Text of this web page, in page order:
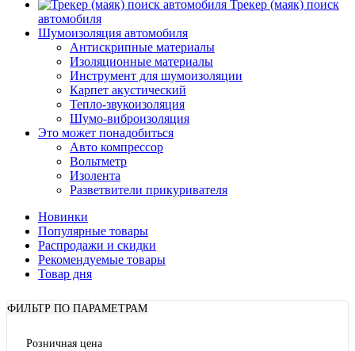
Трекер (маяк) поиск
автомобиля
Шумоизоляция автомобиля
Антискрипные материалы
Изоляционные материалы
Инструмент для шумоизоляции
Карпет акустический
Тепло-звукоизоляция
Шумо-виброизоляция
Это может понадобиться
Авто компрессор
Вольтметр
Изолента
Разветвители прикуривателя
Новинки
Популярные товары
Распродажи и скидки
Рекомендуемые товары
Товар дня
ФИЛЬТР ПО ПАРАМЕТРАМ
Розничная цена